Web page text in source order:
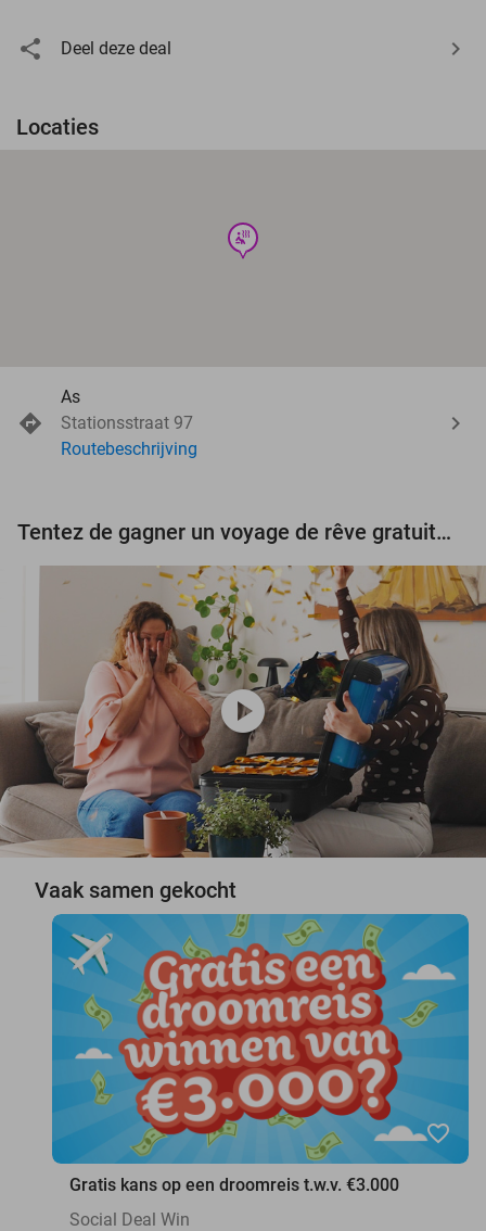
Deel deze deal
Locaties
wellness
As
Stationsstraat 97
Routebeschrijving
Tentez de gagner un voyage de rêve gratuit d'une valeur de 3.000 € !
play_circle
Vaak samen gekocht
favorite_border
Gratis kans op een droomreis t.w.v. €3.000
Social Deal Win